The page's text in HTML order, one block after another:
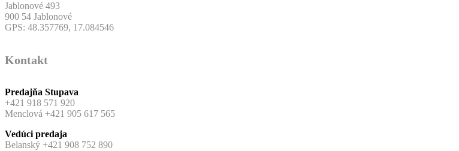
Jablonové 493
900 54 Jablonové
GPS: 48.357769, 17.084546
Kontakt
Predajňa Stupava
+421 918 571 920
Menclová +421 905 617 565
Vedúci predaja
Belanský +421 908 752 890